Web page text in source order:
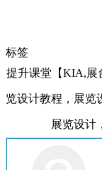
标签
提升课堂【KIA,展
览设计教程，展览
展览设计